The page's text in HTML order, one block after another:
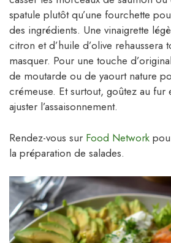
spatule plutôt qu’une fourchette
des ingrédients. Une vinaigrette
citron et d’huile d’olive rehaussera
masquer. Pour une touche
de moutarde ou de yaourt nature
crémeuse. Et surtout, goûtez au fur
ajuster l’assaisonnement.
Rendez-vous sur Food Network
la préparation de salades.